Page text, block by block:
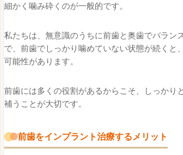
細かく噛み砕くのが一般的です。
私たちは、無意識のうちに前歯と奥歯でバラン
で、前歯でしっかり噛めていない状態が続くと
可能性があります。
前歯には多くの役割があるからこそ、しっかり
補うことが大切です。
前歯をインプラント治療するメリット